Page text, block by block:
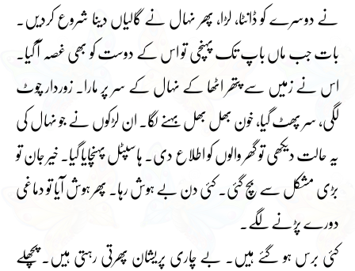
نے دوسرے کو ڈانٹا، لڑا، پھر نہال نے گالیاں دینا شروع کردیں۔
بات جب ماں باپ تک پہنچی تو اس کے دوست کو بھی غصہ آ گیا۔
اس نے زمیں سے پتھر اٹھا کے نہال کے سر پر مارا۔ زوردار چوٹ
لگی، سر پھٹ گیا، خون بھل بھل بہنے لگا۔ ان لڑکوں نے جو نہال کی
یہ حالت دیکھی تو گھر والوں کو اطلاع دی۔ ہاسپٹل پہنچایا گیا۔ خیر جان تو
بڑی مشکل سے بچ گئی۔ کئی دن بے ہوش رہا۔ پھر ہوش آیا تو دماغی
دورے پڑنے لگے۔
کئی برس ہو گئے ہیں۔ بے چاری پریشان پھرتی رہتی ہیں۔ پچھلے